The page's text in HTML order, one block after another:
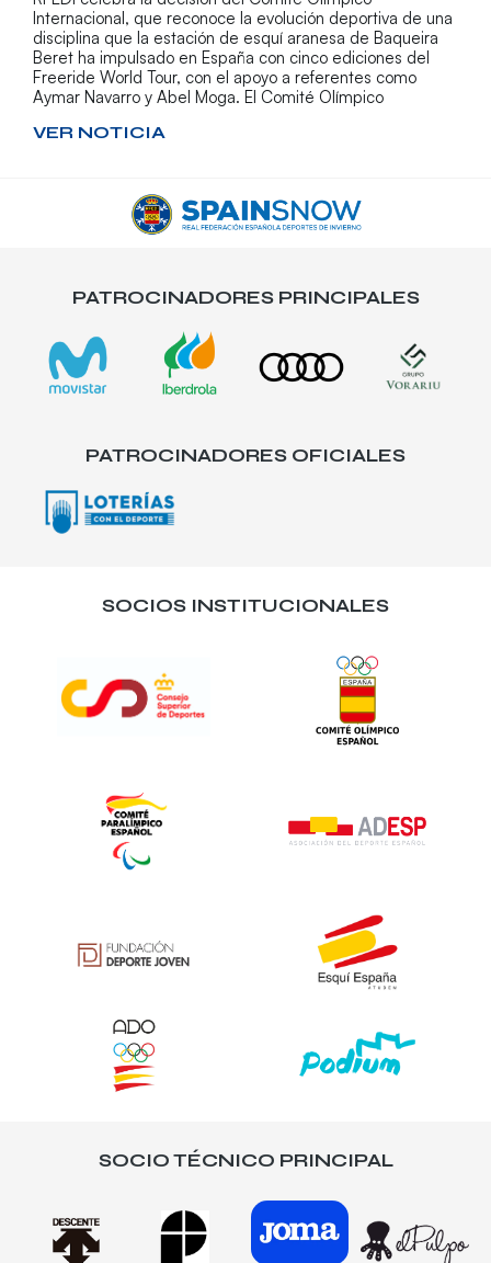
Internacional, que reconoce la evolución deportiva de una
disciplina que la estación de esquí aranesa de Baqueira
Beret ha impulsado en España con cinco ediciones del
Freeride World Tour, con el apoyo a referentes como
Aymar Navarro y Abel Moga. El Comité Olímpico
VER NOTICIA
PATROCINADORES PRINCIPALES
PATROCINADORES OFICIALES
SOCIOS INSTITUCIONALES
SOCIO TÉCNICO PRINCIPAL